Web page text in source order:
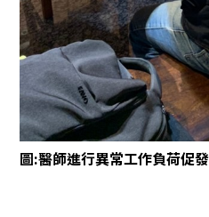
圖:醫師進行異常工作負荷促